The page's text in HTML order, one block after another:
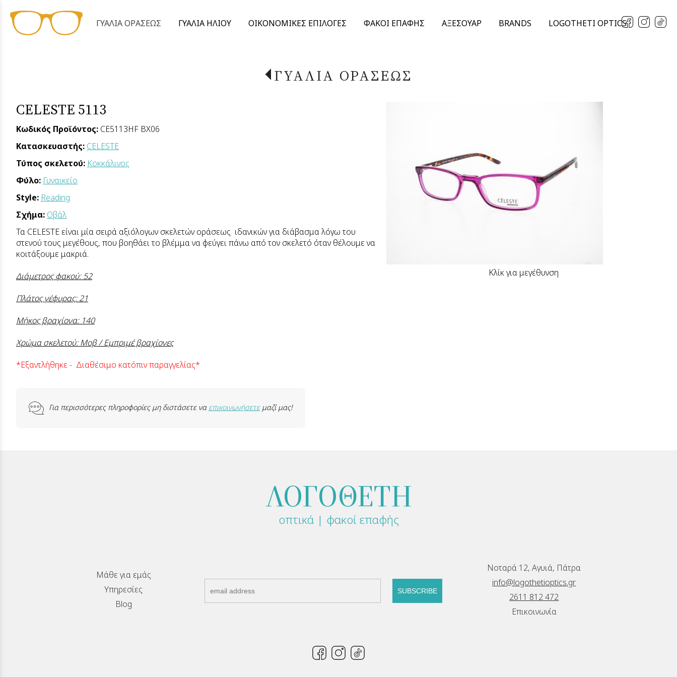
ΓΥΑΛΙΑ ΟΡΑΣΕΩΣ ΓΥΑΛΙΑ ΗΛΙΟΥ ΟΙΚΟΝΟΜΙΚΕΣ ΕΠΙΛΟΓΕΣ ΦΑΚΟΙ ΕΠΑΦΗΣ ΑΞΕΣΟΥΑΡ BRANDS LOGOTHETI OPTICS
ΓΥΑΛΙΑ ΟΡΑΣΕΩΣ
Κλίκ για μεγέθυνση
CELESTE 5113
Κωδικός Προϊόντος: CE5113HF BX06
Κατασκευαστής: CELESTE
Τύπος σκελετού: Κοκκάλινος
Φύλο: Γυναικείο
Style: Reading
Σχήμα: Οβάλ
Τα CELESTE είναι μία σειρά αξιόλογων σκελετών οράσεως ιδανικών για διάβασμα λόγω του
στενού τους μεγέθους, που βοηθάει το βλέμμα να φεύγει πάνω από τον σκελετό όταν θέλουμε να
κοιτάξουμε μακριά.
Διάμετρος φακού: 52
Πλάτος γέφυρας: 21
Μήκος βραχίονα: 140
Χρώμα σκελετού: Μοβ / Εμπριμέ βραχίονες
*Εξαντλήθηκε - Διαθέσιμο κατόπιν παραγγελίας*
Για περισσότερες πληροφορίες μη διστάσετε να επικοινωνήσετεμαζί μας!
ΛΟΓΟΘΕΤΗ
οπτικά | φακοί επαφής
Μάθε για εμάς
Υπηρεσίες
Blog
SUBSCRIBE
Νοταρά 12, Αγυιά, Πάτρα
info@logothetioptics.gr
2611 812 472
Επικοινωνία